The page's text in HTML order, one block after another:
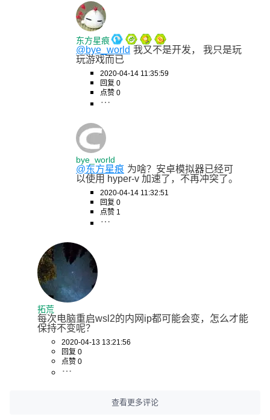
东方星痕
@bye_world 我又不是开发， 我只是玩
玩游戏而已
2020-04-14 11:35:59
回复 0
点赞 0
bye_world
@东方星痕 为啥？安卓模拟器已经可
以使用 hyper-v 加速了，不再冲突了。
2020-04-14 11:32:51
回复 0
点赞 1
拓荒
每次电脑重启wsl2的内网ip都可能会变，怎么才能
保持不变呢？
2020-04-13 13:21:56
回复 0
点赞 0
查看更多评论